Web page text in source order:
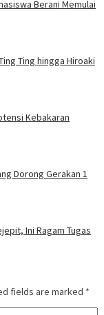
Berani Memulai
Ting hingga Hiroaki
Kebakaran
Dorong Gerakan 1
Ini Ragam Tugas
fields are marked *